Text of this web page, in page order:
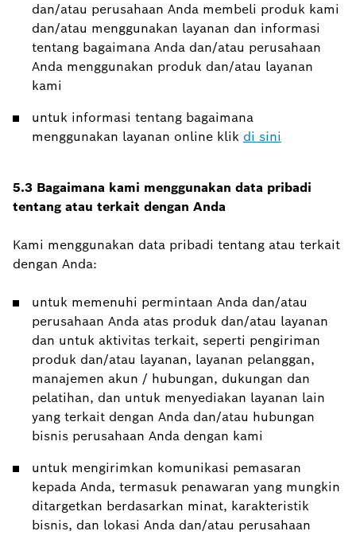
dan/atau perusahaan Anda membeli produk kami
dan/atau menggunakan layanan dan informasi
tentang bagaimana Anda dan/atau perusahaan
Anda menggunakan produk dan/atau layanan
kami
untuk informasi tentang bagaimana
menggunakan layanan online klik di sini
5.3 Bagaimana kami menggunakan data pribadi
tentang atau terkait dengan Anda
Kami menggunakan data pribadi tentang atau terkait
dengan Anda:
untuk memenuhi permintaan Anda dan/atau
perusahaan Anda atas produk dan/atau layanan
dan untuk aktivitas terkait, seperti pengiriman
produk dan/atau layanan, layanan pelanggan,
manajemen akun / hubungan, dukungan dan
pelatihan, dan untuk menyediakan layanan lain
yang terkait dengan Anda dan/atau hubungan
bisnis perusahaan Anda dengan kami
untuk mengirimkan komunikasi pemasaran
kepada Anda, termasuk penawaran yang mungkin
ditargetkan berdasarkan minat, karakteristik
bisnis, dan lokasi Anda dan/atau perusahaan